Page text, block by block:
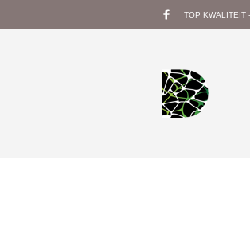
TOP KWALITEIT